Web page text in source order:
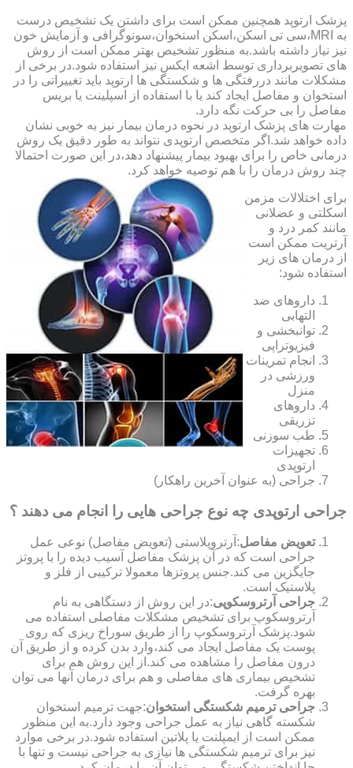
پزشک ارتوپد همچنین ممکن است برای داشتن یک تشخیص درست
به MRI،سی تی اسکن،اسکن استخوان،سونوگرافی و آزمایش خون
نیز نیاز داشته باشد.به منظور تشخیص بهتر ممکن است از روش
های تصویربرداری توسط اشعه ایکس نیز استفاده شود.در برخی از
مشکلات مانند دررفتگی ها و شکستگی ها ارتوپد باید تغییراتی را در
استخوان و مفاصل ایجاد کند یا با استفاده از اسپلینت یا بریس
مفاصل را بی حرکت نگه دارد.
مهارت های پزشک ارتوپد در نحوه درمان بیمار نیز به خوبی نشان
داده خواهد شد.اگر متخصص ارتوپدی نتواند به طور دقیق یک روش
درمانی خاص را برای بهبود بیمار پیشنهاد دهد،در این صورت احتمالا
چند روش درمان را با هم توصیه خواهد کرد.
برای اختلالات مزمن
اسکلتی و عضلانی
مانند کمر درد و
آرتریت ممکن است
از درمان های زیر
استفاده شود:
داروهای ضد
التهابی
توانبخشی و
فیزیوتراپی
انجام تمرینات
ورزشی در
منزل
داروهای
تزریقی
طب سوزنی
تجهیزات
ارتوپدی
جراحی (به عنوان آخرین راهکار)
جراحی ارتوپدی چه نوع جراحی هایی را انجام می دهند ؟
تعویض مفاصل:آرتروپلاستی (تعویض مفاصل) نوعی عمل
جراحی است که در آن پزشک مفاصل آسیب دیده را با پروتز
جایگزین می کند.جنس پروتزها معمولا ترکیبی از فلز و
پلاستیک است.
جراحی آرتروسکوپی:در این روش از دستگاهی به نام
آرتروسکوپ برای تشخیص مشکلات مفاصلی استفاده می
شود.پزشک آرتروسکوپ را از طریق سوراخ ریزی که روی
پوست یک مفاصل ایجاد می کند،وارد بدن کرده و از طریق آن
درون مفاصل را مشاهده می کند.از این روش هم برای
تشخیص بیماری های مفاصلی و هم برای درمان آنها می توان
بهره گرفت.
جراحی ترمیم شکستگی استخوان:جهت ترمیم استخوان
شکسته گاهی نیاز به عمل جراحی وجود دارد.به این منظور
ممکن است از ایمپلنت یا پلاتین استفاده شود.در برخی موارد
نیز برای ترمیم شکستگی ها نیازی به جراحی نیست و تنها با